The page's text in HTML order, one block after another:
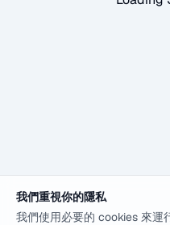
我們重視你的隱私
我們使用必要的 cookies 來運